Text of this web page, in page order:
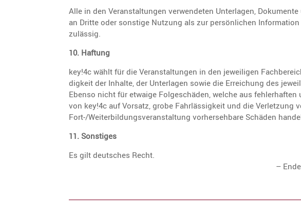
Alle in den Veran­stal­tungen verwen­deten Unter­lagen,
an Dritte oder sonstige Nutzung als zur persön­li­chen
zulässig.
10. Haftung
key!4c wählt für die Veran­stal­tungen in den jewei­ligen
dig­keit der Inhalte, der Unter­lagen sowie die Errei­chung des
Ebenso nicht für etwaige Folge­schäden, welche aus
von key!4c auf Vorsatz, grobe Fahrläs­sig­keit und die
Fort-/Weiter­bil­dungs­ver­an­stal­tung vorher­seh­bare Schäden
11. Sonstiges
Es gilt deutsches Recht.
–